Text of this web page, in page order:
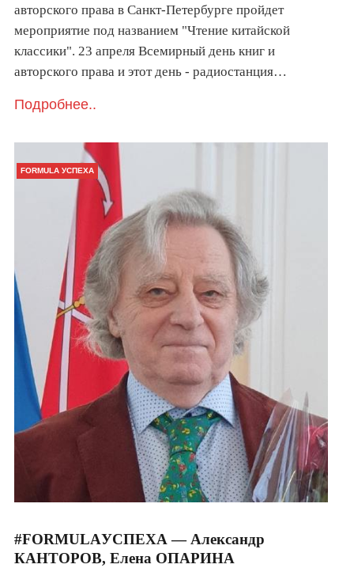
авторского права в Санкт-Петербурге пройдет
мероприятие под названием "Чтение китайской
классики". 23 апреля Всемирный день книг и
авторского права и этот день - радиостанция…
Подробнее..
FORMULA УСПЕХА
#FORMULAУСПЕХА — Александр
КАНТОРОВ, Елена ОПАРИНА